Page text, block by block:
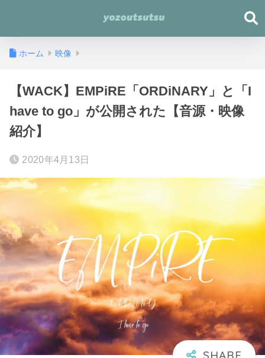
ホーム 映像
【WACK】EMPiRE「ORDiNARY」と「I
have to go」が公開された【音源・映像
紹介】
2020年4月13日